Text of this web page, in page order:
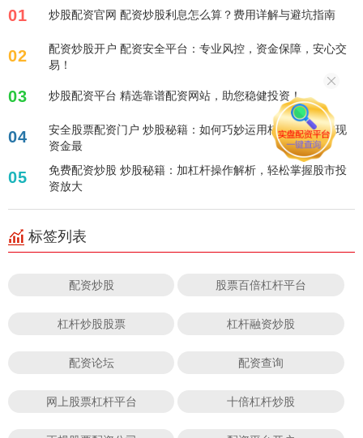
01 炒股配资官网 配资炒股利息怎么算？费用详解与避坑指南
02
配资炒股开户 配资安全平台：专业风控，资金保障，安心交
易！
03 炒股配资平台 精选靠谱配资网站，助您稳健投资！
04
安全股票配资门户 炒股秘籍：如何巧妙运用杠杆策略，实现
资金最
05
免费配资炒股 炒股秘籍：加杠杆操作解析，轻松掌握股市投
资放大
标签列表
配资炒股 股票百倍杠杆平台
杠杆炒股股票 杠杆融资炒股
配资论坛 配资查询
网上股票杠杆平台 十倍杠杆炒股